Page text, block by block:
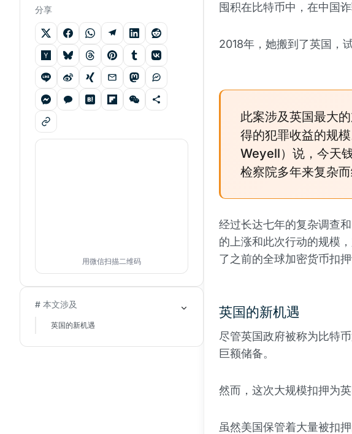
囤积在比特币中，在中国诈
2018年，她搬到了英国，
此案涉及英国最大
得的犯罪收益的规
Weyell）说，今天
检察院多年来复杂
经过长达七年的复杂调查
的上涨和此次行动的规模
了之前的全球加密货币扣押
英国的新机遇
尽管英国政府被称为比特
巨额储备。
然而，这次大规模扣押为
虽然美国保管着大量被扣
分享
用微信扫描二维码
# 本文涉及
英国的新机遇